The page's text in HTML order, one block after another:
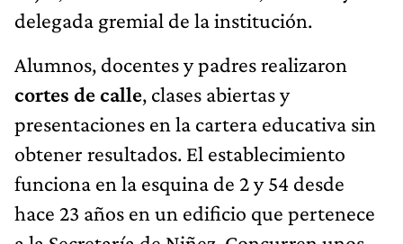
delegada gremial de la institución.
Alumnos, docentes y padres realizaron
cortes de calle, clases abiertas y
presentaciones en la cartera educativa sin
obtener resultados. El establecimiento
funciona en la esquina de 2 y 54 desde
hace 23 años en un edificio que pertenece